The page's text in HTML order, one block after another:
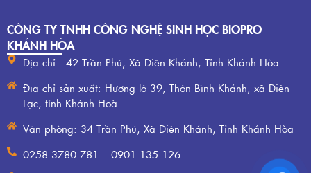
CÔNG TY TNHH CÔNG NGHỆ SINH HỌC BIOPRO
KHÁNH HÒA
Địa chỉ : 42 Trần Phú, Xã Diên Khánh, Tỉnh Khánh Hòa
Địa chỉ sản xuất: Hương lộ 39, Thôn Bình Khánh, xã Diên
Lạc, tỉnh Khánh Hoà
Văn phòng: 34 Trần Phú, Xã Diên Khánh, Tỉnh Khánh Hòa
0258.3780.781 – 0901.135.126